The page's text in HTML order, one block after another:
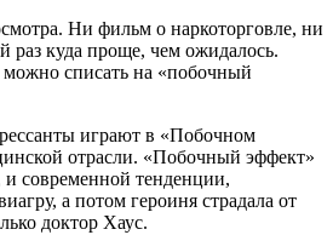
Ни фильм о наркоторговле, ни
куда проще, чем ожидалось.
можно списать на «побочный
играют в «Побочном
отрасли. «Побочный эффект»
и современной тенденции,
а потом героиня страдала от
доктор Хаус.